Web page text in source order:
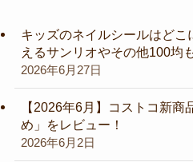
キッズのネイルシールはどこ
えるサンリオやその他100均
2026年6月27日
【2026年6月】コストコ新
め」をレビュー！
2026年6月2日